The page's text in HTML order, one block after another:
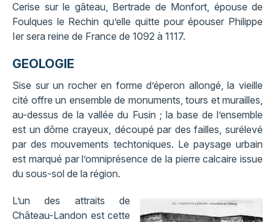
Cerise sur le gâteau, Bertrade de Monfort, épouse de
Foulques le Rechin qu’elle quitte pour épouser Philippe
Ier sera reine de France de 1092 à 1117.
GEOLOGIE
Sise sur un rocher en forme d’éperon allongé, la vieille
cité offre un ensemble de monuments, tours et murailles,
au-dessus de la vallée du Fusin ; la base de l’ensemble
est un dôme crayeux, découpé par des failles, surélevé
par des mouvements techtoniques. Le paysage urbain
est marqué par l’omniprésence de la pierre calcaire issue
du sous-sol de la région.
L’un des attraits de
Château-Landon est cette